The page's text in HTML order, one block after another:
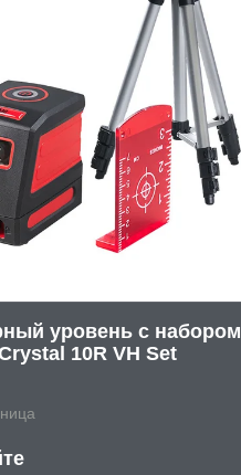
уровень с набором
10R VH Set